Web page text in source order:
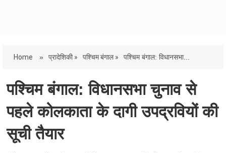
Home » प्रादेशिकी » पश्चिम बंगाल » पश्चिम बंगाल: विधानसभा...
पश्चिम बंगाल: विधानसभा चुनाव से
पहले कोलकाता के दागी उपद्रवियों की
सूची तैयार